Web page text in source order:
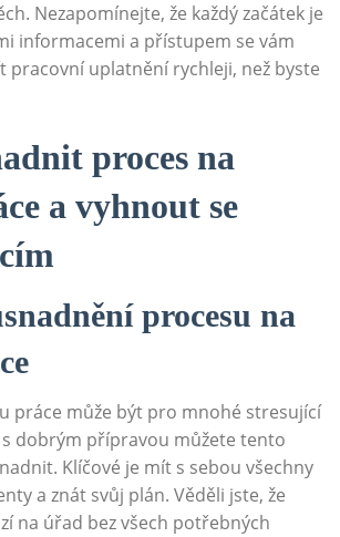
Nezapomínejte, že každý začátek je
informacemi a přístupem se vám
pracovní uplatnění rychleji, ‍než byste
proces na
a vyhnout se
procesu na
práce ‍může být pro mnohé stresující
s dobrým přípravou můžete tento
Klíčové⁢ je mít s sebou všechny
a znát svůj ⁣plán. Věděli jste, že
na​ úřad bez všech potřebných⁢